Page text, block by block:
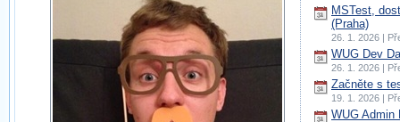
MSTest,
(Praha)
26. 1. 2026 |
WUG Dev
26. 1. 2026 |
Začněte s
19. 1. 2026 |
WUG Admin